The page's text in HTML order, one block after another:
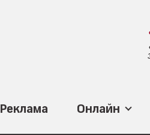
Реклама Онлайн